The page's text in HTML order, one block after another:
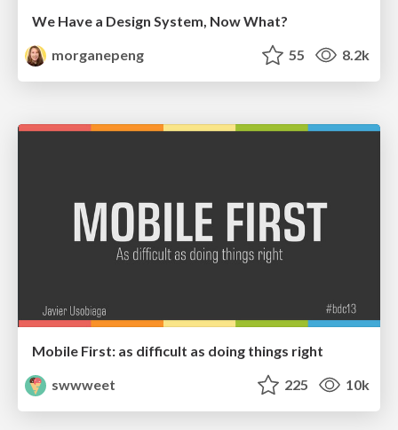
We Have a Design System, Now What?
morganepeng
55 8.2k
Mobile First: as difficult as doing things right
swwweet
225 10k